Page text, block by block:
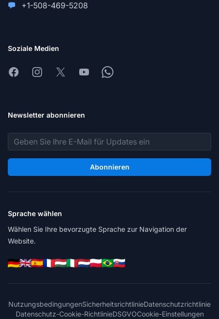
+1-508-469-5208
Soziale Medien
FacebookInstagram
X YoutubeWhatsapp
Newsletter abonnieren
E-Mail-Adresse
Abonnieren
Sprache wählen
Wählen Sie Ihre bevorzugte Sprache zur Navigation der
Website.
NutzungsbedingungenSicherheitsrichtlinieDatenschutzrichtlinie
Datenschutz-Cookie-RichtlinieDSGVOCookie-Einstellungen